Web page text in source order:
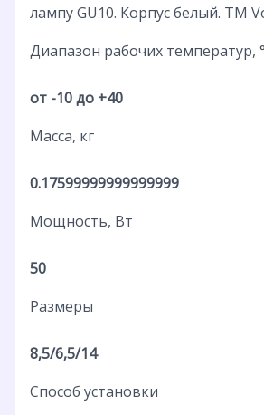
лампу GU10. Корпус белый. ТМ
Диапазон рабочих температур,
от -10 до +40
Масса, кг
0.17599999999999999
Мощность, Вт
50
Размеры
8,5/6,5/14
Способ установки